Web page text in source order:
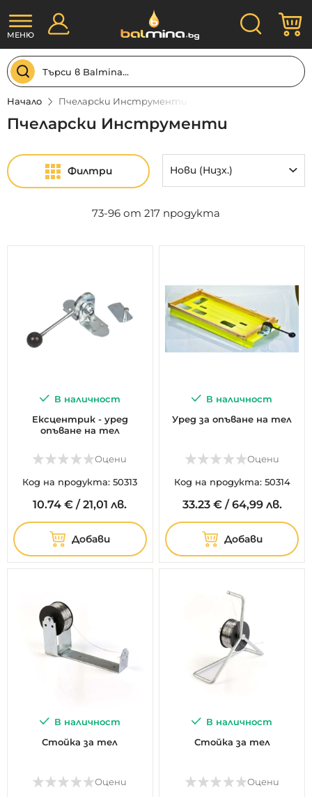
към
съдържанието
Търсене
МЕНЮ
Начало Пчеларски Инструменти
Пчеларски Инструменти
Филтри
73-96 от 217 продукта
В наличност
Ексцентрик - уред
опъване на тел
Оцени
Код на продукта: 50313
10.74 € /21,01 лв.
Добави
В наличност
Уред за опъване на тел
Оцени
Код на продукта: 50314
33.23 €/64,99 лв.
Добави
В наличност
Стойка за тел
Оцени
В наличност
Стойка за тел
Оцени